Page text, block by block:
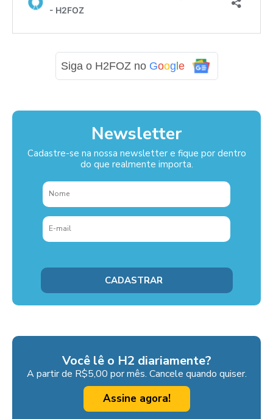
Siga o H2FOZ no Goog e
Newsletter
Cadastre-se na nossa newsletter e fique por dentro
do que realmente importa.
Você lê o H2 diariamente?
A partir de R$5,00 por mês. Cancele quando quiser.
Assine agora!